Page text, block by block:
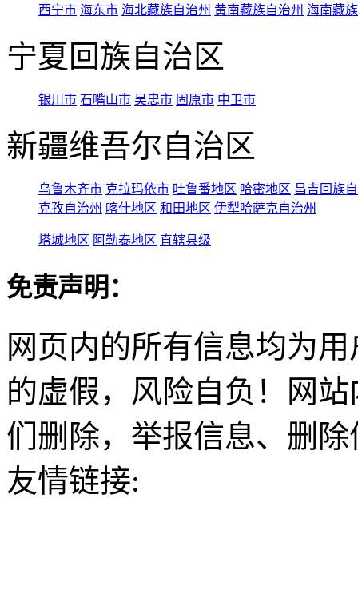
西宁市 海东市 海北藏族自治州 黄南藏族自治州 海南藏
宁夏回族自治区
银川市 石嘴山市 吴忠市 固原市 中卫市
新疆维吾尔自治区
乌鲁木齐市 克拉玛依市 吐鲁番地区 哈密地区 昌吉回族
克孜自治州 喀什地区 和田地区 伊犁哈萨克自治州
塔城地区 阿勒泰地区 直辖县级
免责声明：
网页内的所有信息均为
的虚假，风险自负！网
们删除，举报信息、删
友情链接: